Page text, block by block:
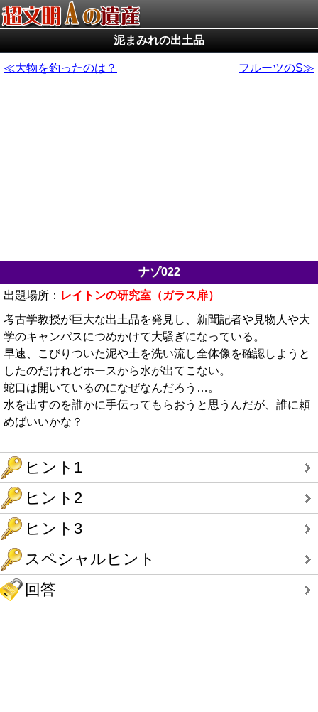
泥まみれの出土品
大物を釣ったのは？ フルーツのS
ナゾ022
出題場所： レイトンの研究室（ガラス扉）
考古学教授が巨大な出土品を発見し、新聞記者や見物人や大
学のキャンパスにつめかけて大騒ぎになっている。
早速、こびりついた泥や土を洗い流し全体像を確認しようと
したのだけれどホースから水が出てこない。
蛇口は開いているのになぜなんだろう…。
水を出すのを誰かに手伝ってもらおうと思うんだが、誰に頼
めばいいかな？
ヒント1
ヒント2
ヒント3
スペシャルヒント
回答